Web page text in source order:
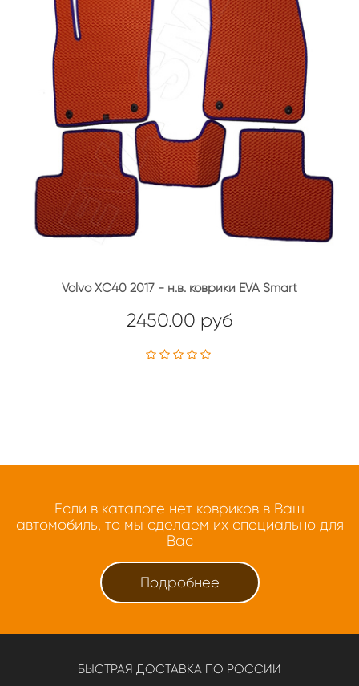
Volvo XC40 2017 - н.в. коврики EVA Smart
2450.00 руб
Если в каталоге нет ковриков в Ваш
автомобиль, то мы сделаем их специально для
Вас
Подробнее
БЫСТРАЯ ДОСТАВКА ПО РОССИИ